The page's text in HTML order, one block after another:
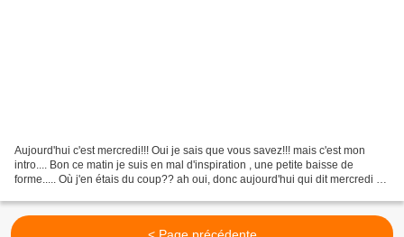
Aujourd'hui c'est mercredi!!! Oui je sais que vous savez!!! mais c'est mon
intro.... Bon ce matin je suis en mal d'inspiration , une petite baisse de
forme..... Où j'en étais du coup?? ah oui, donc aujourd'hui qui dit mercredi dit
< Page précédente